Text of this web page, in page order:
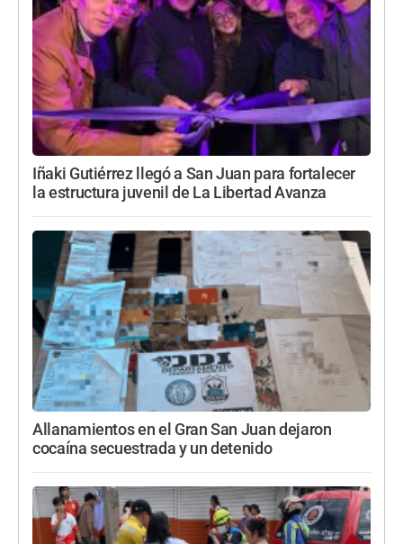
Iñaki Gutiérrez llegó a San Juan para fortalecer
la estructura juvenil de La Libertad Avanza
Allanamientos en el Gran San Juan dejaron
cocaína secuestrada y un detenido